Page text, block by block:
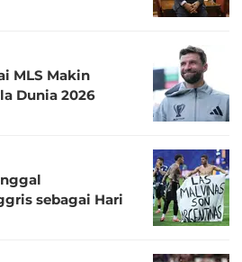
MLS Makin
Dunia 2026
sebagai Hari